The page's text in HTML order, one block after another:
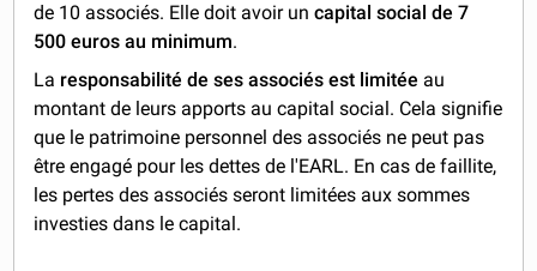
de 10 associés. Elle doit avoir uncapital social de 7
500 euros au minimum.
La responsabilité de ses associés est limitée au
montant de leurs apports au capital social. Cela signifie
que le patrimoine personnel des associés ne peut pas
être engagé pour les dettes de l'EARL. En cas de faillite,
les pertes des associés seront limitées aux sommes
investies dans le capital.